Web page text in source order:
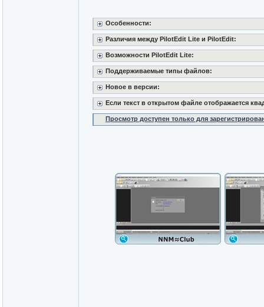
Особенности:
Различия между PilotEdit Lite и PilotEdit:
Возможности PilotEdit Lite:
Поддерживаемые типы файлов:
Новое в версии:
Если текст в открытом файле отображается
Просмотр доступен только для